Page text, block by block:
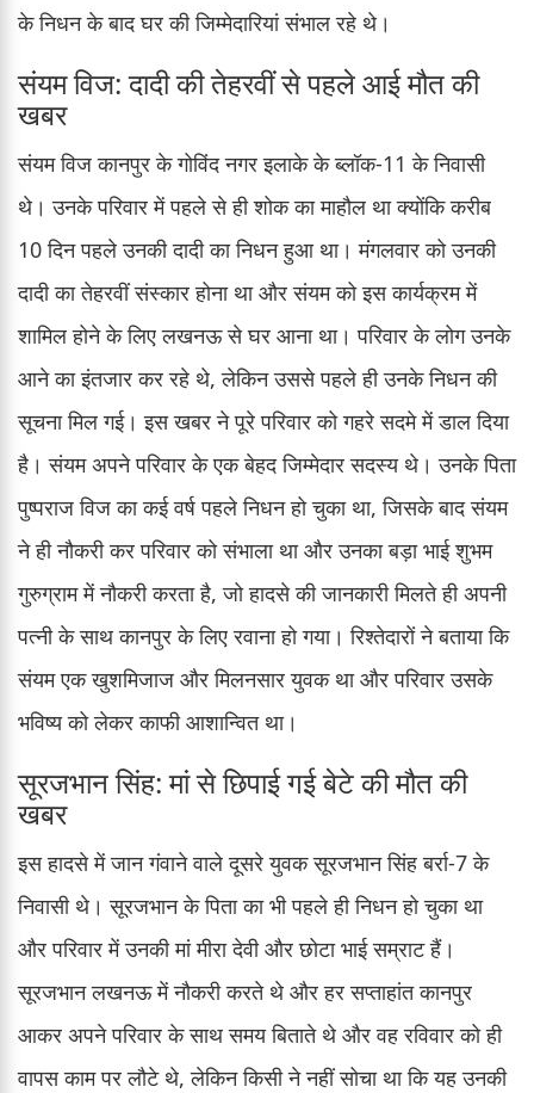
के निधन के बाद घर की जिम्मेदारियां संभाल रहे थे।
संयम विज: दादी की तेहरवीं से पहले आई मौत की
खबर
संयम विज कानपुर के गोविंद नगर इलाके के ब्लॉक-11 के निवासी
थे। उनके परिवार में पहले से ही शोक का माहौल था क्योंकि करीब
10 दिन पहले उनकी दादी का निधन हुआ था। मंगलवार को उनकी
दादी का तेहरवीं संस्कार होना था और संयम को इस कार्यक्रम में
शामिल होने के लिए लखनऊ से घर आना था। परिवार के लोग उनके
आने का इंतजार कर रहे थे, लेकिन उससे पहले ही उनके निधन की
सूचना मिल गई। इस खबर ने पूरे परिवार को गहरे सदमे में डाल दिया
है। संयम अपने परिवार के एक बेहद जिम्मेदार सदस्य थे। उनके पिता
पुष्पराज विज का कई वर्ष पहले निधन हो चुका था, जिसके बाद संयम
ने ही नौकरी कर परिवार को संभाला था और उनका बड़ा भाई शुभम
गुरुग्राम में नौकरी करता है, जो हादसे की जानकारी मिलते ही अपनी
पत्नी के साथ कानपुर के लिए रवाना हो गया। रिश्तेदारों ने बताया कि
संयम एक खुशमिजाज और मिलनसार युवक था और परिवार उसके
भविष्य को लेकर काफी आशान्वित था।
सूरजभान सिंह: मां से छिपाई गई बेटे की मौत की
खबर
इस हादसे में जान गंवाने वाले दूसरे युवक सूरजभान सिंह बर्रा-7 के
निवासी थे। सूरजभान के पिता का भी पहले ही निधन हो चुका था
और परिवार में उनकी मां मीरा देवी और छोटा भाई सम्राट हैं।
सूरजभान लखनऊ में नौकरी करते थे और हर सप्ताहांत कानपुर
आकर अपने परिवार के साथ समय बिताते थे और वह रविवार को ही
वापस काम पर लौटे थे, लेकिन किसी ने नहीं सोचा था कि यह उनकी